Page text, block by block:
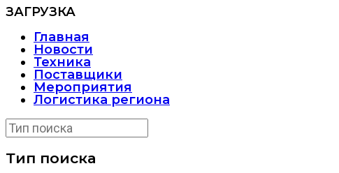
ЗАГРУЗКА
Главная
Новости
Техника
Поставщики
Мероприятия
Логистика региона
Тип поиска